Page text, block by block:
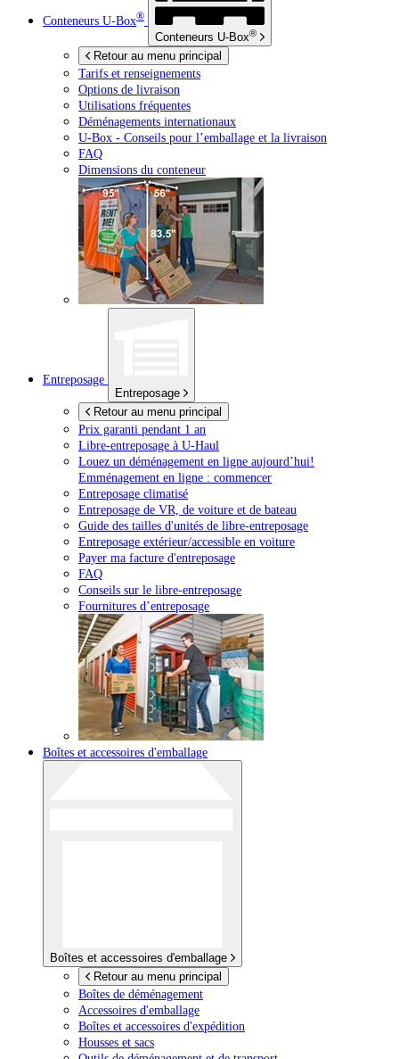
Conteneurs U-Box®
Conteneurs U-Box®
Retour au menu principal
Tarifs et renseignements
Options de livraison
Utilisations fréquentes
Déménagements internationaux
U-Box - Conseils pour l’emballage et la livraison
FAQ
Dimensions du conteneur
Entreposage
Entreposage
Retour au menu principal
Prix garanti pendant 1 an
Libre-entreposage à U-Haul
Louez un déménagement en ligne aujourd’hui!
Emménagement en ligne : commencer
Entreposage climatisé
Entreposage de VR, de voiture et de bateau
Guide des tailles d'unités de libre-entreposage
Entreposage extérieur/accessible en voiture
Payer ma facture d'entreposage
FAQ
Conseils sur le libre-entreposage
Fournitures d’entreposage
Boîtes et accessoires d'emballage
Boîtes et accessoires d'emballage
Retour au menu principal
Boîtes de déménagement
Accessoires d'emballage
Boîtes et accessoires d'expédition
Housses et sacs